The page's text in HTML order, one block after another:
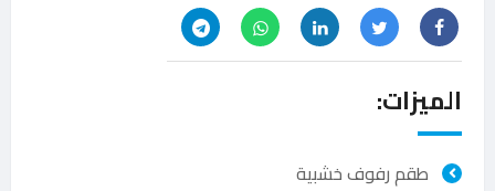
الميزات:
طقم رفوف خشبية